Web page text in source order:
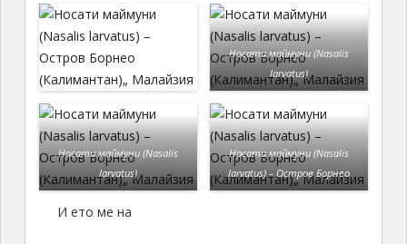
Носати маймуни (Nasalis
larvatus)
Носати маймуни (Nasalis
larvatus)
Носати маймуни (Nasalis
larvatus) – Остров Борнео
И ето ме на